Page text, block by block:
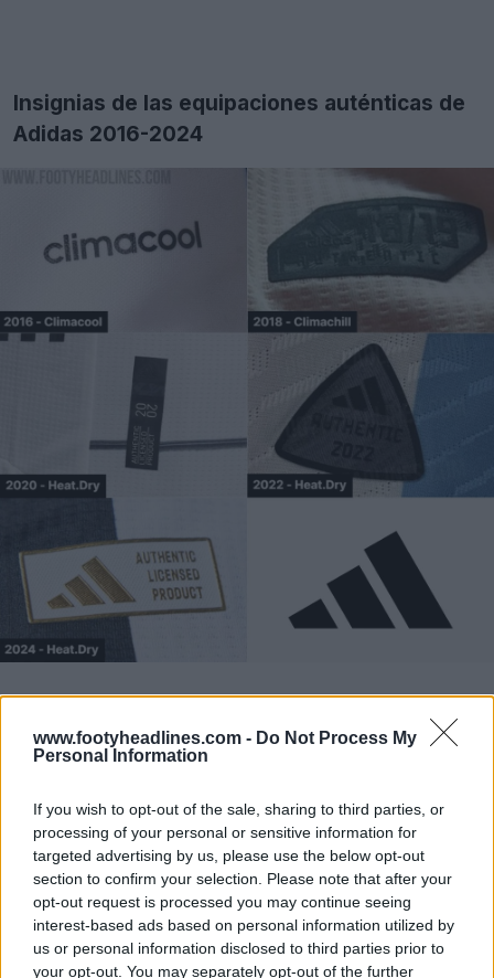
www.footyheadlines.com - Do Not Process My
Personal Information
If you wish to opt-out of the sale, sharing to third parties, or
processing of your personal or sensitive information for
targeted advertising by us, please use the below opt-out
section to confirm your selection. Please note that after your
opt-out request is processed you may continue seeing
interest-based ads based on personal information utilized by
us or personal information disclosed to third parties prior to
your opt-out. You may separately opt-out of the further
Insignias de las equipaciones auténticas de
Adidas 2016-2024